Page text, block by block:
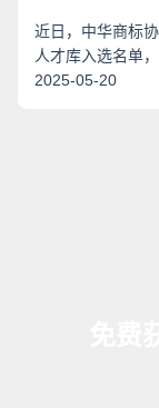
近日，中华商标
人才库入选名单
易）12名资深品
评级。这一荣誉
先地位，更标志
2025-05-20